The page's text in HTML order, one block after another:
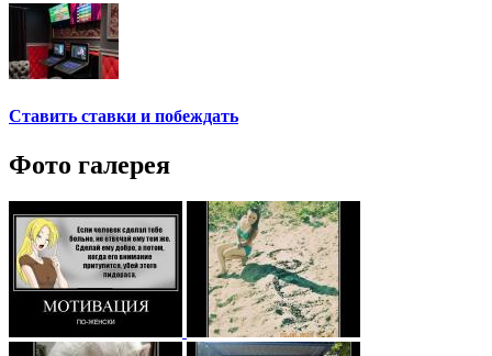
Ставить ставки и побеждать
Фото галерея